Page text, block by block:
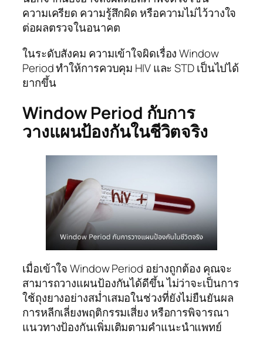
ความเครียด ความรู้สึกผิด หรือความไม่ไว้วางใจ
ต่อผลตรวจในอนาคต
ในระดับสังคม ความเข้าใจผิดเรื่อง Window
Period ทำให้การควบคุม HIV และ STD เป็นไปได้
ยากขึ้น
Window Period กับการ
วางแผนป้องกันในชีวิตจริง
เมื่อเข้าใจ Window Period อย่างถูกต้อง คุณจะ
สามารถวางแผนป้องกันได้ดีขึ้น ไม่ว่าจะเป็นการ
ใช้ถุงยางอย่างสม่ำเสมอในช่วงที่ยังไม่ยืนยันผล
การหลีกเลี่ยงพฤติกรรมเสี่ยง หรือการพิจารณา
แนวทางป้องกันเพิ่มเติมตามคำแนะนำแพทย์